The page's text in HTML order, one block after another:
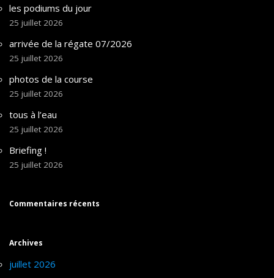
les podiums du jour
25 juillet 2026
arrivée de la régate 07/2026
25 juillet 2026
photos de la course
25 juillet 2026
tous à l’eau
25 juillet 2026
Briefing !
25 juillet 2026
Commentaires récents
Archives
juillet 2026